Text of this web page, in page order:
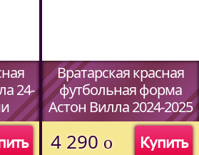
24-
Вратарская красная
футбольная форма
Астон Вилла 2024-2025
года
Купить
4 290 o